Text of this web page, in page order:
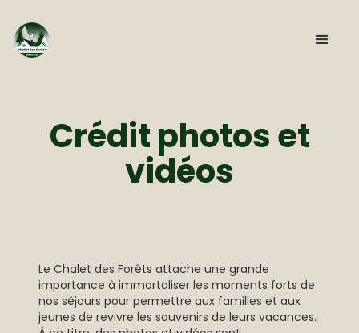
Crédit photos et
vidéos
Le Chalet des Forêts attache une grande
importance à immortaliser les moments forts de
nos séjours pour permettre aux familles et aux
jeunes de revivre les souvenirs de leurs vacances.